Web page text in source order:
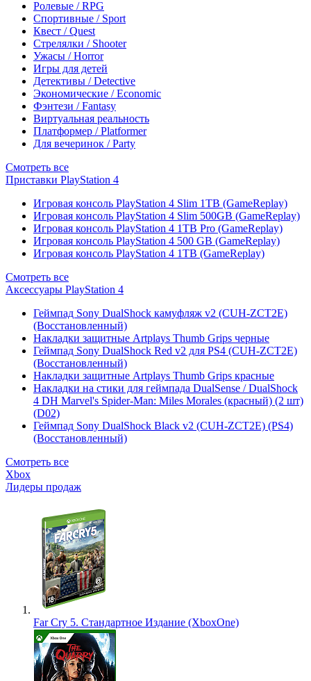
Ролевые / RPG
Спортивные / Sport
Квест / Quest
Стрелялки / Shooter
Ужасы / Horror
Игры для детей
Детективы / Detective
Экономические / Economic
Фэнтези / Fantasy
Виртуальная реальность
Платформер / Platformer
Для вечеринок / Party
Смотреть все
Приставки PlayStation 4
Игровая консоль PlayStation 4 Slim 1TB (GameReplay)
Игровая консоль PlayStation 4 Slim 500GB (GameReplay)
Игровая консоль PlayStation 4 1TB Pro (GameReplay)
Игровая консоль PlayStation 4 500 GB (GameReplay)
Игровая консоль PlayStation 4 1TB (GameReplay)
Смотреть все
Аксессуары PlayStation 4
Геймпад Sony DualShock камуфляж v2 (CUH-ZCT2E)
(Восстановленный)
Накладки защитные Artplays Thumb Grips черные
Геймпад Sony DualShock Red v2 для PS4 (CUH-ZCT2E)
(Восстановленный)
Накладки защитные Artplays Thumb Grips красные
Накладки на стики для геймпада DualSense / DualShock
4 DH Marvel's Spider-Man: Miles Morales (красный) (2 шт)
(D02)
Геймпад Sony DualShock Black v2 (CUH-ZCT2E) (PS4)
(Восстановленный)
Смотреть все
Xbox
Лидеры продаж
Far Cry 5. Стандартное Издание (XboxOne)